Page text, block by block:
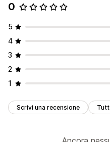
0
5
4
3
2
1
Scrivi una recensione